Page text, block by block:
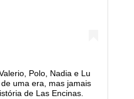
Polo, Nadia e Lu
uma era, mas jamais
de Las Encinas.